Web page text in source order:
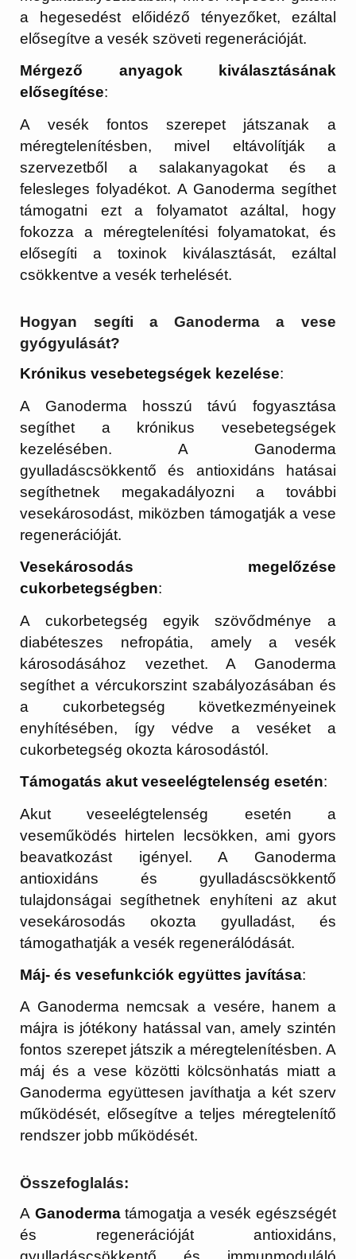
a hegesedést előidéző tényezőket, ezáltal
elősegítve a vesék szöveti regenerációját.
Mérgező anyagok kiválasztásának
elősegítése:
A vesék fontos szerepet játszanak a
méregtelenítésben, mivel eltávolítják a
szervezetből a salakanyagokat és a
felesleges folyadékot. A Ganoderma segíthet
támogatni ezt a folyamatot azáltal, hogy
fokozza a méregtelenítési folyamatokat, és
elősegíti a toxinok kiválasztását, ezáltal
csökkentve a vesék terhelését.
Hogyan segíti a Ganoderma a vese
gyógyulását?
Krónikus vesebetegségek kezelése:
A Ganoderma hosszú távú fogyasztása
segíthet a krónikus vesebetegségek
kezelésében. A Ganoderma
gyulladáscsökkentő és antioxidáns hatásai
segíthetnek megakadályozni a további
vesekárosodást, miközben támogatják a vese
regenerációját.
Vesekárosodás megelőzése
cukorbetegségben:
A cukorbetegség egyik szövődménye a
diabéteszes nefropátia, amely a vesék
károsodásához vezethet. A Ganoderma
segíthet a vércukorszint szabályozásában és
a cukorbetegség következményeinek
enyhítésében, így védve a veséket a
cukorbetegség okozta károsodástól.
Támogatás akut veseelégtelenség esetén:
Akut veseelégtelenség esetén a
veseműködés hirtelen lecsökken, ami gyors
beavatkozást igényel. A Ganoderma
antioxidáns és gyulladáscsökkentő
tulajdonságai segíthetnek enyhíteni az akut
vesekárosodás okozta gyulladást, és
támogathatják a vesék regenerálódását.
Máj- és vesefunkciók együttes javítása:
A Ganoderma nemcsak a vesére, hanem a
májra is jótékony hatással van, amely szintén
fontos szerepet játszik a méregtelenítésben. A
máj és a vese közötti kölcsönhatás miatt a
Ganoderma együttesen javíthatja a két szerv
működését, elősegítve a teljes méregtelenítő
rendszer jobb működését.
Összefoglalás:
A Ganodermatámogatja a vesék egészségét
és regenerációját antioxidáns,